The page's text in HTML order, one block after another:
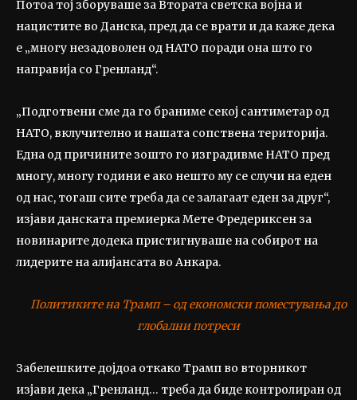
Потоа тој зборуваше за Втората светска војна и
нацистите во Данска, пред да се врати и да каже дека
е „многу незадоволен од НАТО поради она што го
направија со Гренланд“.
„Подготвени сме да го браниме секој сантиметар од
НАТО, вклучително и нашата сопствена територија.
Една од причините зошто го изградивме НАТО пред
многу, многу години е ако нешто му се случи на еден
од нас, тогаш сите треба да се залагаат еден за друг“,
изјави данската премиерка Мете Фредериксен за
новинарите додека пристигнуваше на собирот на
лидерите на алијансата во Анкара.
Политиките на Трамп – од економски поместувања до
глобални потреси
Забелешките дојдоа откако Трамп во вторникот
изјави дека „Гренланд… треба да биде контролиран од